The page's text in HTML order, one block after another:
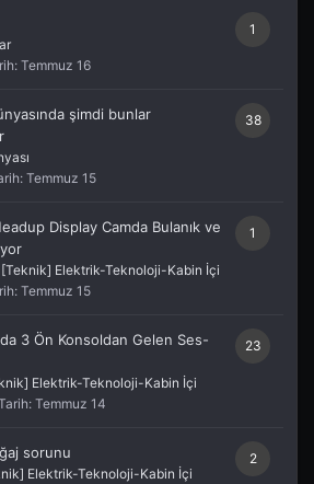
1
Temmuz 16
38
şimdi bunlar
Temmuz 15
1
Display Camda Bulanık ve
Elektrik-Teknoloji-Kabin İçi
Temmuz 15
23
3 Ön Konsoldan Gelen Ses-
Elektrik-Teknoloji-Kabin İçi
Temmuz 14
2
sorunu
Elektrik-Teknoloji-Kabin İçi